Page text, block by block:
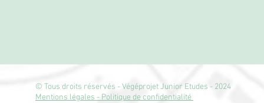
© Tous droits réservés - Végéprojet Junior Etudes - 2024
Mentions légales - Politique de confidentialité